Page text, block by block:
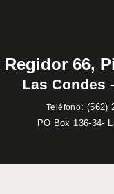
Regidor 66,
Las Condes
Teléfono: (562)
PO Box 136-34-